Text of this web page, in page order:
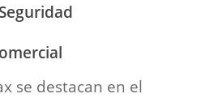
se destacan en el